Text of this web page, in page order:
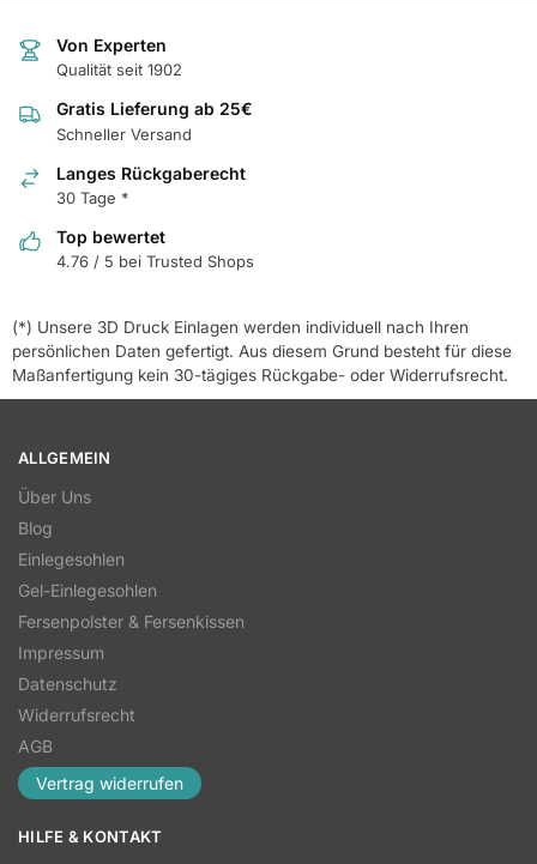
Von Experten
Qualität seit 1902
Gratis Lieferung ab 25€
Schneller Versand
Langes Rückgaberecht
30 Tage *
Top bewertet
4.76 / 5 bei Trusted Shops
(*) Unsere 3D Druck Einlagen werden individuell nach Ihren
persönlichen Daten gefertigt. Aus diesem Grund besteht für diese
Maßanfertigung kein 30-tägiges Rückgabe- oder Widerrufsrecht.
ALLGEMEIN
Über Uns
Blog
Einlegesohlen
Gel-Einlegesohlen
Fersenpolster & Fersenkissen
Impressum
Datenschutz
Widerrufsrecht
AGB
Vertrag widerrufen
HILFE & KONTAKT